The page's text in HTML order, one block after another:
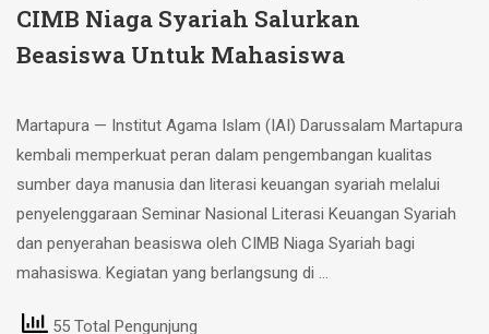
CIMB Niaga Syariah Salurkan
Beasiswa Untuk Mahasiswa
Martapura — Institut Agama Islam (IAI) Darussalam Martapura
kembali memperkuat peran dalam pengembangan kualitas
sumber daya manusia dan literasi keuangan syariah melalui
penyelenggaraan Seminar Nasional Literasi Keuangan Syariah
dan penyerahan beasiswa oleh CIMB Niaga Syariah bagi
mahasiswa. Kegiatan yang berlangsung di …
55 Total Pengunjung